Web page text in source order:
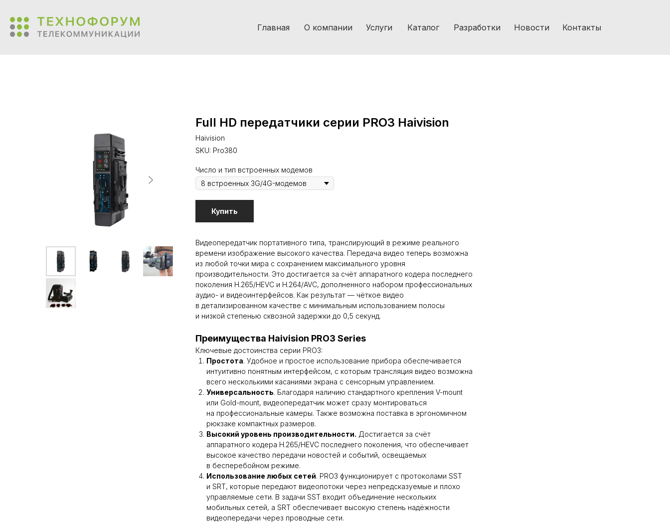
Главная О компании Услуги Каталог Разработки Новости Контакты
Full HD передатчики серии PRO3 Haivision
Haivision
SKU: Pro380
Число и тип встроенных модемов
Купить
Видеопередатчик портативного типа, транслирующий в режиме реального
времени изображение высокого качества. Передача видео теперь возможна
из любой точки мира с сохранением максимального уровня
производительности. Это достигается за счёт аппаратного кодера последнего
поколения H.265/HEVC и H.264/AVC, дополненного набором профессиональных
аудио- и видеоинтерфейсов. Как результат — чёткое видео
в детализированном качестве с минимальным использованием полосы
и низкой степенью сквозной задержки до 0,5 секунд.
Преимущества Haivision PRO3 Series
Ключевые достоинства серии PRO3:
Простота. Удобное и простое использование прибора обеспечивается
интуитивно понятным интерфейсом, с которым трансляция видео возможна
всего несколькими касаниями экрана с сенсорным управлением.
Универсальность. Благодаря наличию стандартного крепления V-mount
или Gold-mount, видеопередатчик может сразу монтироваться
на профессиональные камеры. Также возможна поставка в эргономичном
рюкзаке компактных размеров.
Высокий уровень производительности. Достигается за счёт
аппаратного кодера H.265/HEVC последнего поколения, что обеспечивает
высокое качество передачи новостей и событий, освещаемых
в бесперебойном режиме.
Использование любых сетей. PRO3 функционирует с протоколами SST
и SRT, которые передают видеопотоки через непредсказуемые и плохо
управляемые сети. В задачи SST входит объединение нескольких
мобильных сетей, а SRT обеспечивает высокую степень надёжности
видеопередачи через проводные сети.